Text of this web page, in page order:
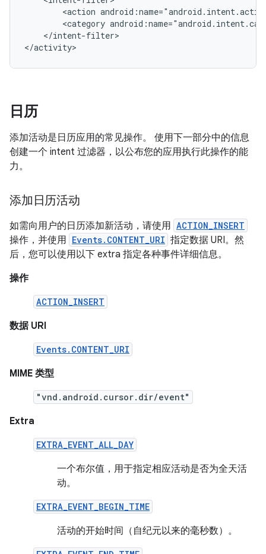
<action
<category
</intent-filter>
</activity>
日历
添加活动是日历应用的常见操作。 使用下一部分中的信息
创建一个 intent 过滤器，以公布您的应用执行此操作的能
力。
添加日历活动
如需向用户的日历添加新活动，请使用 ACTION_INSERT
操作，并使用 Events.CONTENT_URI 指定数据 URI。然
后，您可以使用以下 extra 指定各种事件详细信息。
操作
ACTION_INSERT
数据 URI
Events.CONTENT_URI
MIME 类型
"vnd.android.cursor.dir/event"
Extra
EXTRA_EVENT_ALL_DAY
一个布尔值，用于指定相应活动是否为全天活
动。
EXTRA_EVENT_BEGIN_TIME
活动的开始时间（自纪元以来的毫秒数）。